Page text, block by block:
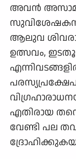
അവൻ
ആലുവ
ഉത്സവം,
എതിരായ
വേണ്ടി പല